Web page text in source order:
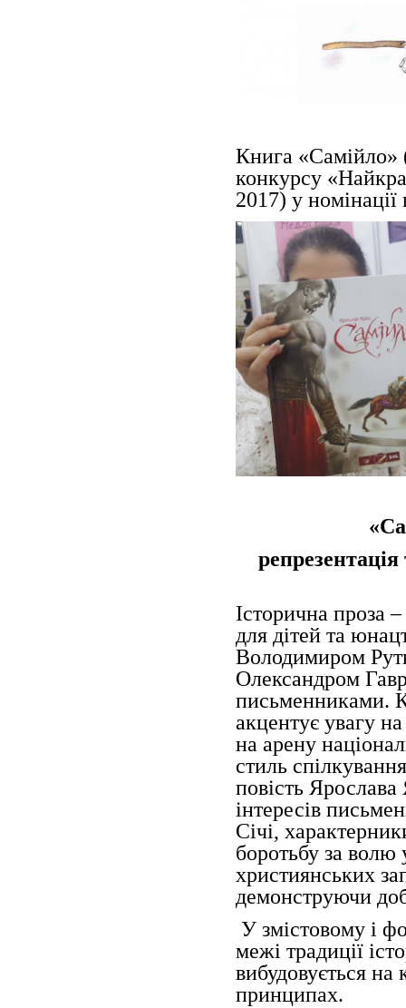
Книга «Самійло»
конкурсу
2017) у номінації
Історична проза –
для дітей та
Володимиром
Олександром
письменниками.
акцентує увагу
на арену
стиль
повість
інтересів
Січі,
боротьбу за волю
християнських
демонструючи
У змістовому і
межі традиції
вибудовується на
принципах.